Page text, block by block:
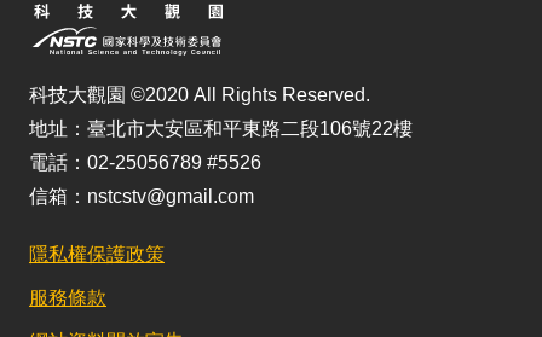
科技大觀園 ©2020 All Rights Reserved.
地址：臺北市大安區和平東路二段106號22樓
電話：02-25056789 #5526
信箱：nstcstv@gmail.com
隱私權保護政策
服務條款